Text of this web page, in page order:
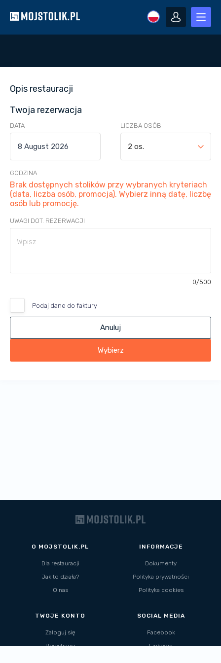
Opis restauracji
Twoja rezerwacja
DATA LICZBA OSÓB
2 os.
GODZINA
Brak dostępnych stolików przy wybranych kryteriach
(data, liczba osób, promocja). Wybierz inną datę, liczbę
osób lub promocję.
UWAGI DOT. REZERWACJI
0/500
Podaj dane do faktury
Anuluj
Wybierz
O MOJSTOLIK.PL
Dla restauracji
Jak to działa?
O nas
INFORMACJE
Dokumenty
Polityka prywatności
Polityka cookies
TWOJE KONTO
Zaloguj się
Rejestracja
SOCIAL MEDIA
Facebook
Linkedin